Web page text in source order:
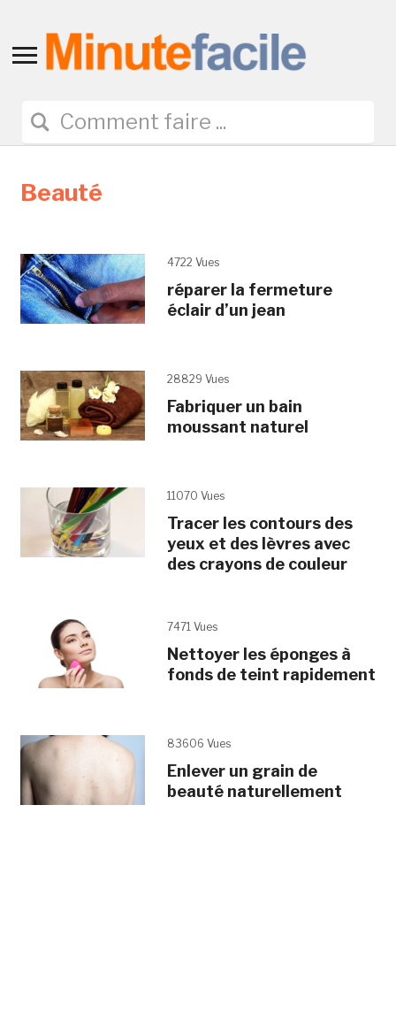
Toggle
navigation
Beauté
4722 Vues
réparer la fermeture
éclair d’un jean
28829 Vues
Fabriquer un bain
moussant naturel
11070 Vues
Tracer les contours des
yeux et des lèvres avec
des crayons de couleur
7471 Vues
Nettoyer les éponges à
fonds de teint rapidement
83606 Vues
Enlever un grain de
beauté naturellement